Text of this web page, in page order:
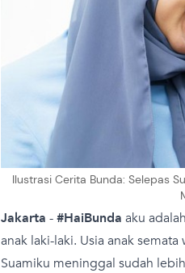
Ilustrasi Cerita Bunda: Selepas
Jakarta -#HaiBunda aku
anak laki-laki. Usia anak
Suamiku meninggal sudah